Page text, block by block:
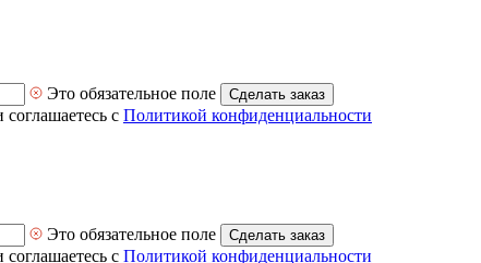
Это обязательное поле Сделать заказ
с Политикой конфиденциальности
Это обязательное поле Сделать заказ
с Политикой конфиденциальности